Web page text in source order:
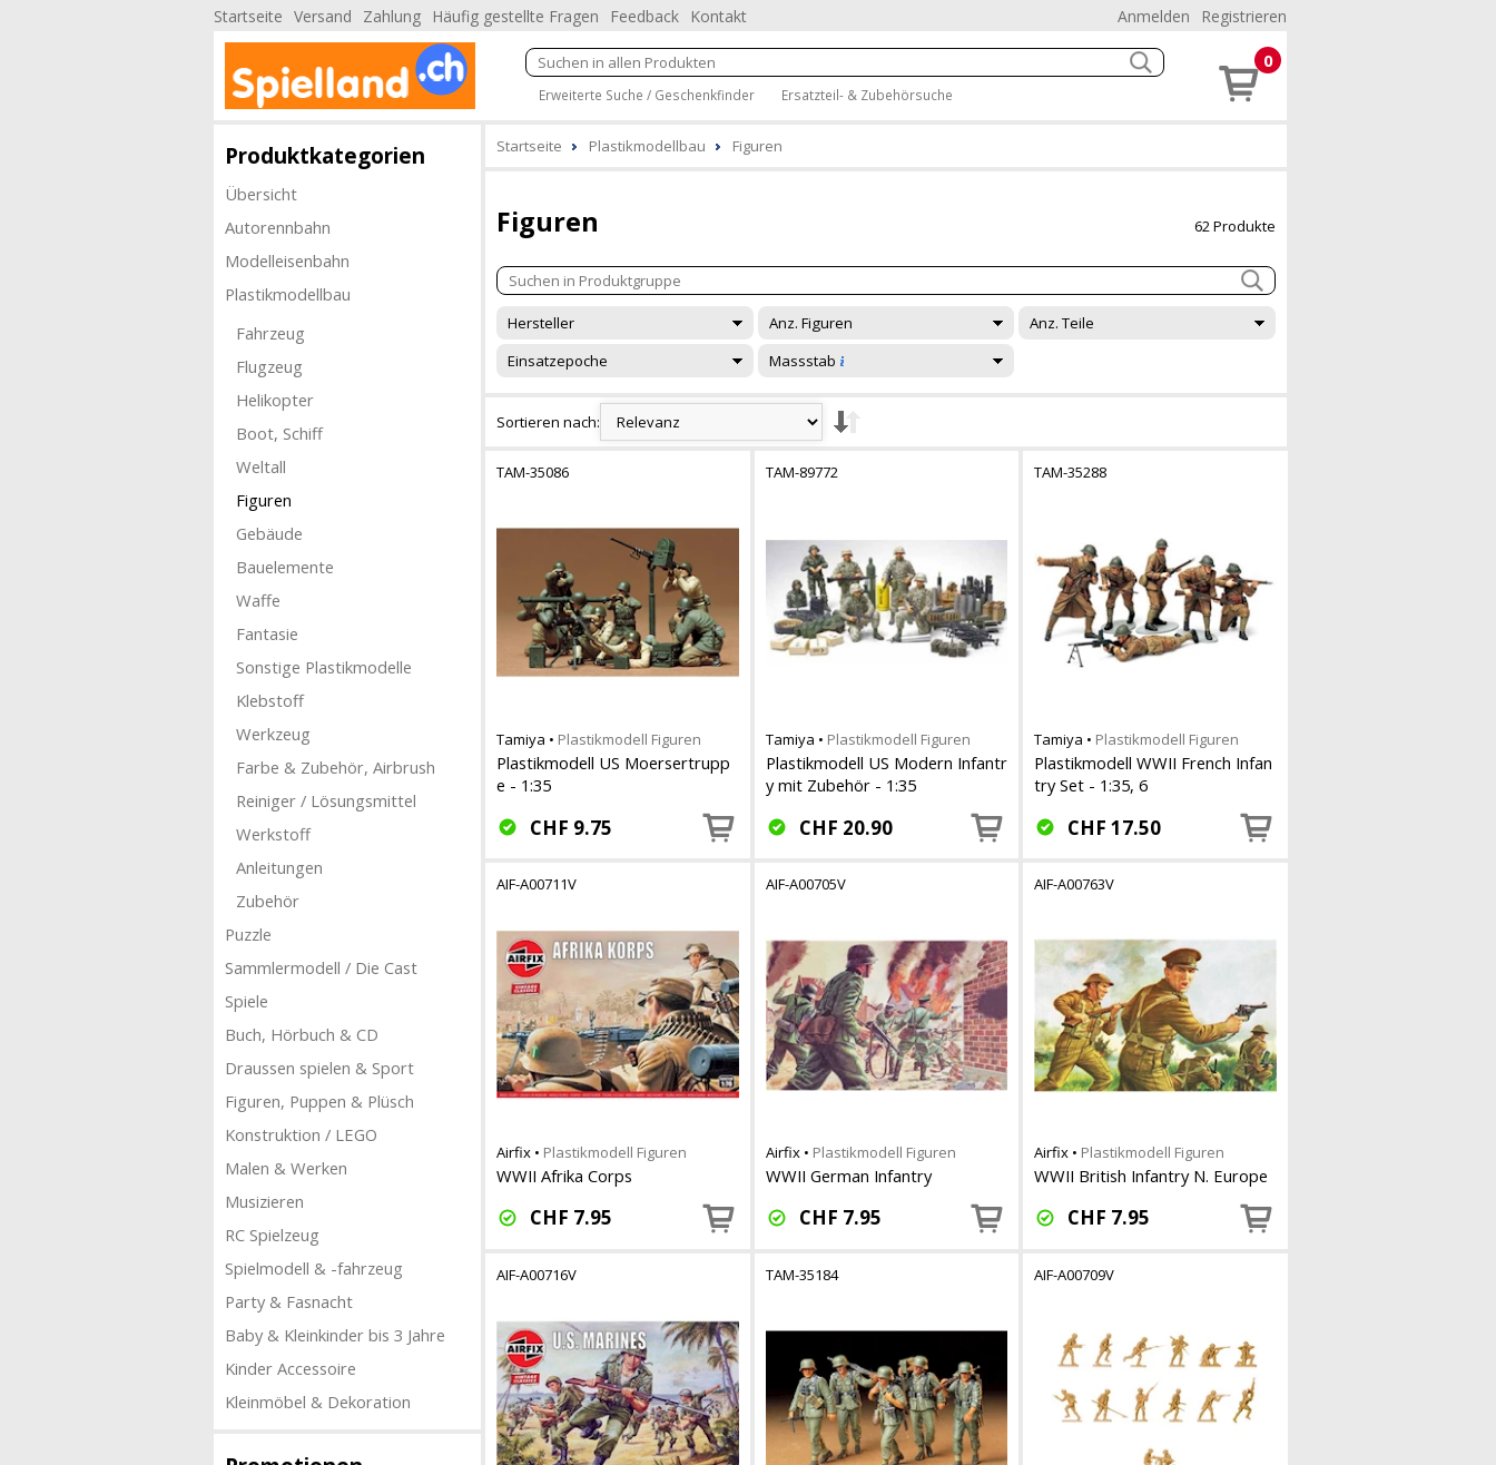
Startseite Versand Zahlung Häufig gestellte Fragen Feedback Kontakt Anmelden Registrieren
Erweiterte Suche / Geschenkfinder Ersatzteil- & Zubehörsuche
0
Produktkategorien
Übersicht
Autorennbahn
Modelleisenbahn
Plastikmodellbau
Fahrzeug
Flugzeug
Helikopter
Boot, Schiff
Weltall
Figuren
Gebäude
Bauelemente
Waffe
Fantasie
Sonstige Plastikmodelle
Klebstoff
Werkzeug
Farbe & Zubehör, Airbrush
Reiniger / Lösungsmittel
Werkstoff
Anleitungen
Zubehör
Puzzle
Sammlermodell / Die Cast
Spiele
Buch, Hörbuch & CD
Draussen spielen & Sport
Figuren, Puppen & Plüsch
Konstruktion / LEGO
Malen & Werken
Musizieren
RC Spielzeug
Spielmodell & -fahrzeug
Party & Fasnacht
Baby & Kleinkinder bis 3 Jahre
Kinder Accessoire
Kleinmöbel & Dekoration
Startseite Plastikmodellbau Figuren
Figuren 62 Produkte
Hersteller Anz. Figuren
Anz. Teile
Einsatzepoche
Massstab
Sortieren nach:
TAM-35086
Tamiya • Plastikmodell Figuren
Plastikmodell US Moersertrupp
e - 1:35
CHF 9.75
TAM-89772
Tamiya • Plastikmodell Figuren
Plastikmodell US Modern Infantr
y mit Zubehör - 1:35
CHF 20.90
TAM-35288
Tamiya • Plastikmodell Figuren
Plastikmodell WWII French Infan
try Set - 1:35, 6
CHF 17.50
AIF-A00711V
Airfix • Plastikmodell Figuren
WWII Afrika Corps
CHF 7.95
AIF-A00705V
Airfix• Plastikmodell Figuren
WWII German Infantry
CHF 7.95
AIF-A00763V
Airfix • Plastikmodell Figuren
WWII British Infantry N. Europe
CHF 7.95
AIF-A00716V TAM-35184 AIF-A00709V